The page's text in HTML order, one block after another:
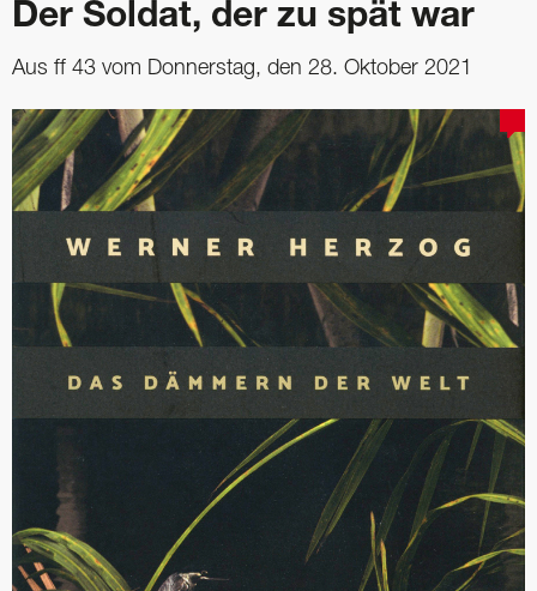
Der Soldat, der zu spät war
Aus ff 43 vom Donnerstag, den 28. Oktober 2021